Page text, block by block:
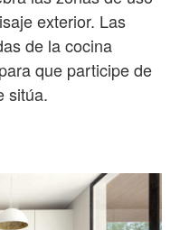
exterior. Las
de la cocina
que participe de
sitúa.